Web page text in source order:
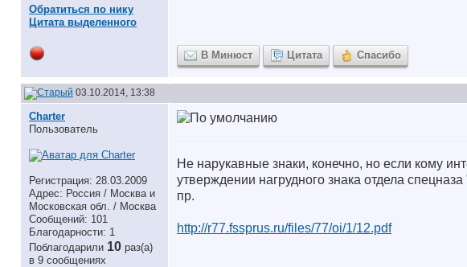
Обратиться по нику
Цитата выделенного
В Минюст Цитата Спасибо
03.10.2014, 13:38
Charter
Пользователь
Регистрация: 28.03.2009
Адрес: Россия / Москва и
Московская обл. / Москва
Сообщений: 101
Благодарности: 1
Поблагодарили 10 раз(а)
в 9 сообщениях
Не нарукавные знаки, конечно, но если кому
утверждении нагрудного знака отдела
пр.
http://r77.fssprus.ru/files/77/oi/1/12.pdf